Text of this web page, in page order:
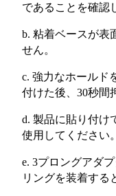
であることを確認
b. 粘着ベースが表
せん。
c. 強力なホールド
付けた後、30秒間
d. 製品に貼り付け
使用してください。
e. 3プロングアダ
リングを装着する